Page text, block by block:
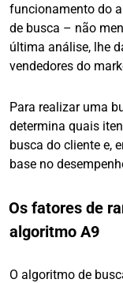
funcionamento do
de busca – não
última análise, lhe
vendedores do
Para realizar uma
determina quais
busca do cliente e,
base no
Os fatores de
algoritmo A9
O algoritmo de